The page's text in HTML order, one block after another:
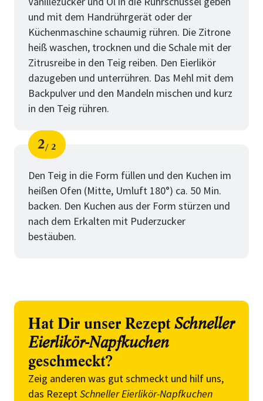
und mit dem Handrührgerät oder der
Küchenmaschine schaumig rühren. Die Zitrone
heiß waschen, trocknen und die Schale mit der
Zitrusreibe in den Teig reiben. Den Eierlikör
dazugeben und unterrühren. Das Mehl mit dem
Backpulver und den Mandeln mischen und kurz
in den Teig rühren.
Schritt
2
von
2
Den Teig in die Form füllen und den Kuchen im
heißen Ofen (Mitte, Umluft 180°) ca. 50 Min.
backen. Den Kuchen aus der Form stürzen und
nach dem Erkalten mit Puderzucker
bestäuben.
Hat Dir unser Rezept Schneller
Eierlikör-Napfkuchen
geschmeckt?
Zeig anderen was gut schmeckt und hilf uns,
das RezeptSchneller Eierlikör-Napfkuchen